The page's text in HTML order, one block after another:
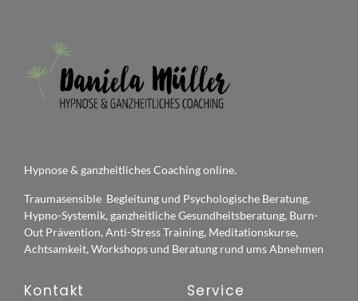
Hypnose & ganzheitliches Coaching online.
Traumasensible Begleitung und Psychologische Beratung,
Hypno-Systemik, ganzheitliche Gesundheitsberatung, Burn-
Out Prävention, Anti-Stress Training, Meditationskurse,
Achtsamkeit, Workshops und Beratung rund ums Abnehmen
Kontakt Service